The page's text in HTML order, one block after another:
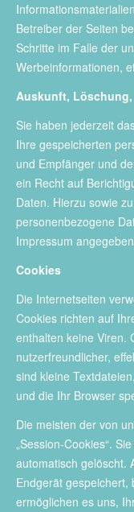
Betreiber der Seiten
Schritte im Falle der
Werbeinformationen,
Auskunft, Löschung,
Sie haben jederzeit
Ihre gespeicherten
und Empfänger und
ein Recht auf
Daten. Hierzu sowie
personenbezogene
Impressum
Cookies
Die Internetseiten
Cookies richten auf
enthalten keine Viren.
nutzerfreundlicher,
sind kleine
und die Ihr Browser
Die meisten der von
„Session-Cookies“.
automatisch gelöscht.
Endgerät gespeichert,
ermöglichen es uns,